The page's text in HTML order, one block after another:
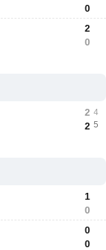
0
2
0
2
2
4
5
1
0
0
0